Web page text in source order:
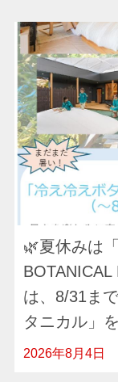
🌿夏休みは
は、8/31ま
タニカル」
2026年8月4日